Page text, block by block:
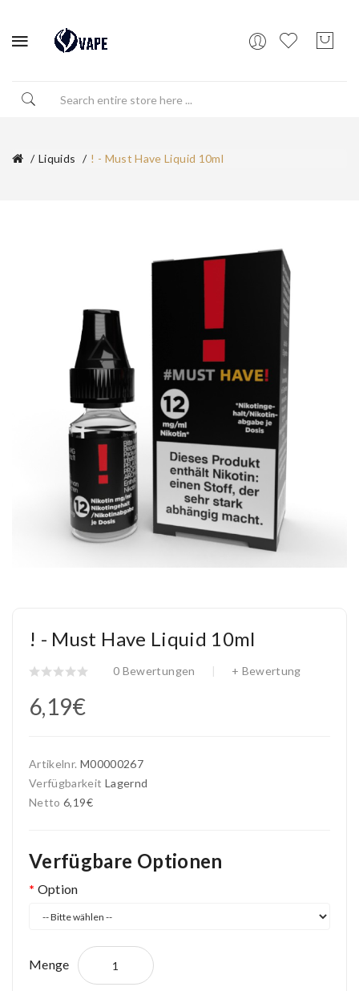
Liquids ! - Must Have Liquid 10ml
! - Must Have Liquid 10ml
0 Bewertungen + Bewertung
6,19€
Artikelnr. M00000267
Verfügbarkeit Lagernd
Netto6,19€
Verfügbare Optionen
Option
Menge